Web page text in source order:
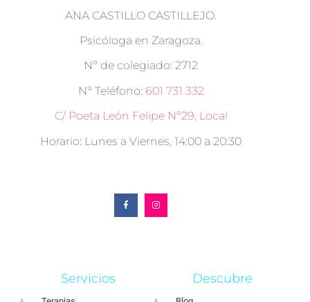
ANA CASTILLO CASTILLEJO.
Psicóloga en Zaragoza.
Nº de colegiado: 2712
Nº Teléfono: 601 731 332
C/ Poeta León Felipe Nº29, Local
Horario: Lunes a Viernes, 14:00 a 20:30
Servicios Descubre